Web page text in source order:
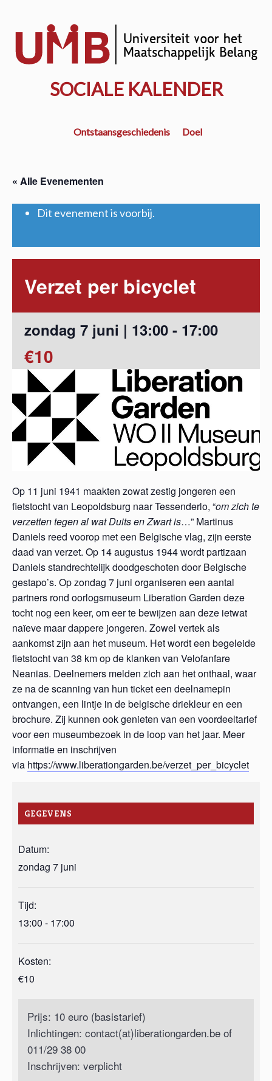
hoofd
SOCIALE KALENDER
Ontstaansgeschiedenis Doel
« Alle Evenementen
Dit evenement is voorbij.
Verzet per bicyclet
zondag 7 juni | 13:00 - 17:00
€10
Op 11 juni 1941 maakten zowat zestig jongeren een
fietstocht van Leopoldsburg naar Tessenderlo, “om zich te
verzetten tegen al wat Duits en Zwart is…” Martinus
Daniels reed voorop met een Belgische vlag, zijn eerste
daad van verzet. Op 14 augustus 1944 wordt partizaan
Daniels standrechtelijk doodgeschoten door Belgische
gestapo’s. Op zondag 7 juni organiseren een aantal
partners rond oorlogsmuseum Liberation Garden deze
tocht nog een keer, om eer te bewijzen aan deze ietwat
naïeve maar dappere jongeren. Zowel vertek als
aankomst zijn aan het museum. Het wordt een begeleide
fietstocht van 38 km op de klanken van Velofanfare
Neanias. Deelnemers melden zich aan het onthaal, waar
ze na de scanning van hun ticket een deelnamepin
ontvangen, een lintje in de belgische driekleur en een
brochure. Zij kunnen ook genieten van een voordeeltarief
voor een museumbezoek in de loop van het jaar. Meer
informatie en inschrijven
via https://www.liberationgarden.be/verzet_per_bicyclet
GEGEVENS
Datum:
zondag 7 juni
Tijd:
13:00 - 17:00
Kosten:
€10
Prijs: 10 euro (basistarief)
Inlichtingen: contact(at)liberationgarden.be of
011/29 38 00
Inschrijven: verplicht